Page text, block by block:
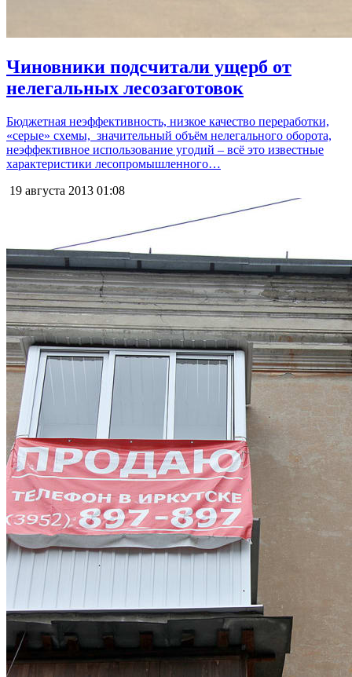
Чиновники подсчитали ущерб от
нелегальных лесозаготовок
Бюджетная неэффективность, низкое качество переработки,
«серые» схемы, значительный объём нелегального оборота,
неэффективное использование угодий – всё это известные
характеристики лесопромышленного…
19 августа 2013 01:08